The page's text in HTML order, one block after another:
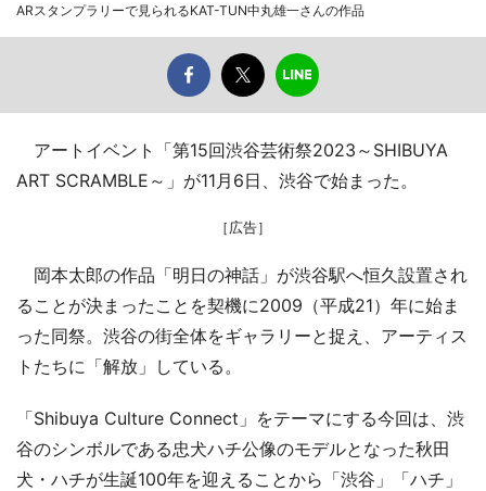
ARスタンプラリーで見られるKAT-TUN中丸雄一さんの作品
アートイベント「第15回渋谷芸術祭2023～SHIBUYA
ART SCRAMBLE～」が11月6日、渋谷で始まった。
［広告］
岡本太郎の作品「明日の神話」が渋谷駅へ恒久設置され
ることが決まったことを契機に2009（平成21）年に始ま
った同祭。渋谷の街全体をギャラリーと捉え、アーティス
トたちに「解放」している。
「Shibuya Culture Connect」をテーマにする今回は、渋
谷のシンボルである忠犬ハチ公像のモデルとなった秋田
犬・ハチが生誕100年を迎えることから「渋谷」「ハチ」